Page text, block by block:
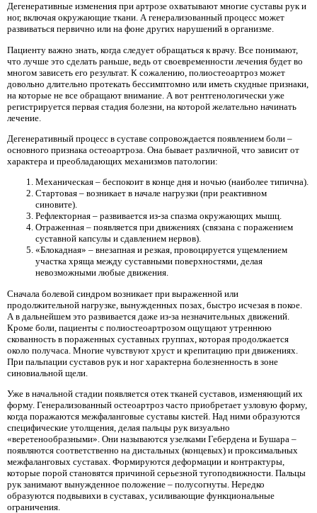
Дегенеративные изменения при артрозе охватывают многие суставы рук и
ног, включая окружающие ткани. А генерализованный процесс может
развиваться первично или на фоне других нарушений в организме.
Пациенту важно знать, когда следует обращаться к врачу. Все понимают,
что лучше это сделать раньше, ведь от своевременности лечения будет во
многом зависеть его результат. К сожалению, полиостеоартроз может
довольно длительно протекать бессимптомно или иметь скудные признаки,
на которые не все обращают внимание. А вот рентгенологически уже
регистрируется первая стадия болезни, на которой желательно начинать
лечение.
Дегенеративный процесс в суставе сопровождается появлением боли –
основного признака остеоартроза. Она бывает различной, что зависит от
характера и преобладающих механизмов патологии:
Механическая – беспокоит в конце дня и ночью (наиболее типична).
Стартовая – возникает в начале нагрузки (при реактивном
синовите).
Рефлекторная – развивается из-за спазма окружающих мышц.
Отраженная – появляется при движениях (связана с поражением
суставной капсулы и сдавлением нервов).
«Блокадная» – внезапная и резкая, провоцируется ущемлением
участка хряща между суставными поверхностями, делая
невозможными любые движения.
Сначала болевой синдром возникает при выраженной или
продолжительной нагрузке, вынужденных позах, быстро исчезая в покое.
А в дальнейшем это развивается даже из-за незначительных движений.
Кроме боли, пациенты с полиостеоартрозом ощущают утреннюю
скованность в пораженных суставных группах, которая продолжается
около получаса. Многие чувствуют хруст и крепитацию при движениях.
При пальпации суставов рук и ног характерна болезненность в зоне
синовиальной щели.
Уже в начальной стадии появляется отек тканей суставов, изменяющий их
форму. Генерализованный остеоартроз часто приобретает узловую форму,
когда поражаются межфаланговые суставы кистей. Над ними образуются
специфические утолщения, делая пальцы рук визуально
«веретенообразными». Они называются узелками Гебердена и Бушара –
появляются соответственно на дистальных (концевых) и проксимальных
межфаланговых суставах. Формируются деформации и контрактуры,
которые порой становятся причиной серьезной тугоподвижности. Пальцы
рук занимают вынужденное положение – полусогнуты. Нередко
образуются подвывихи в суставах, усиливающие функциональные
ограничения.